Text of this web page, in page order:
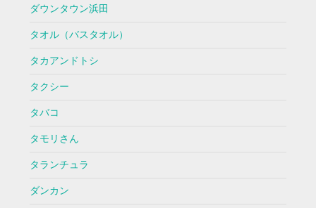
ダウンタウン浜田
タオル（バスタオル）
タカアンドトシ
タクシー
タバコ
タモリさん
タランチュラ
ダンカン